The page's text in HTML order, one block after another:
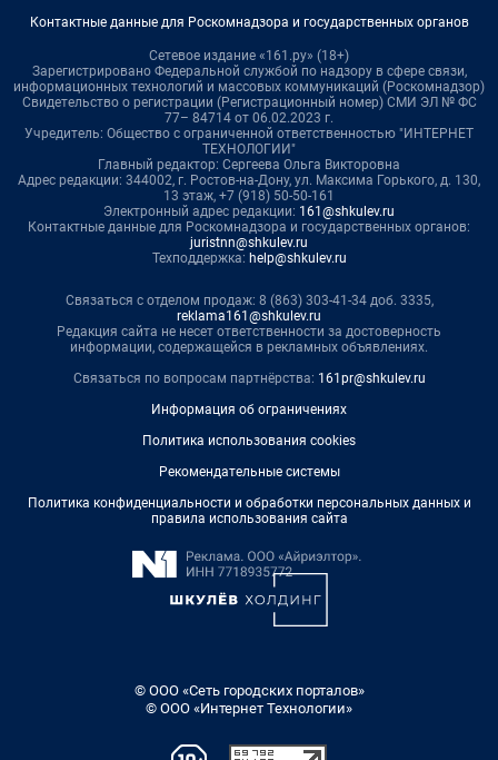
Контактные данные для Роскомнадзора и государственных органов
Сетевое издание «161.ру» (18+)
Зарегистрировано Федеральной службой по надзору в сфере связи,
информационных технологий и массовых коммуникаций (Роскомнадзор)
Свидетельство о регистрации (Регистрационный номер) СМИ ЭЛ № ФС
77– 84714 от 06.02.2023 г.
Учредитель: Общество с ограниченной ответственностью "ИНТЕРНЕТ
ТЕХНОЛОГИИ"
Главный редактор: Сергеева Ольга Викторовна
Адрес редакции: 344002, г. Ростов-на-Дону, ул. Максима Горького, д. 130,
13 этаж, +7 (918) 50-50-161
Электронный адрес редакции: 161@shkulev.ru
Контактные данные для Роскомнадзора и государственных органов:
juristnn@shkulev.ru
Техподдержка: help@shkulev.ru
Связаться с отделом продаж: 8 (863) 303-41-34 доб. 3335,
reklama161@shkulev.ru
Редакция сайта не несет ответственности за достоверность
информации, содержащейся в рекламных объявлениях.
Связаться по вопросам партнёрства: 161pr@shkulev.ru
Информация об ограничениях
Политика использования cookies
Рекомендательные системы
Политика конфиденциальности и обработки персональных данных и
правила использования сайта
© ООО «Сеть городских порталов»
© ООО «Интернет Технологии»